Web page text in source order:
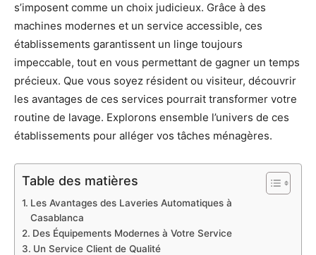
s’imposent comme un choix judicieux. Grâce à des
machines modernes et un service accessible, ces
établissements garantissent un linge toujours
impeccable, tout en vous permettant de gagner un temps
précieux. Que vous soyez résident ou visiteur, découvrir
les avantages de ces services pourrait transformer votre
routine de lavage. Explorons ensemble l’univers de ces
établissements pour alléger vos tâches ménagères.
Table des matières
Les Avantages des Laveries Automatiques à
Casablanca
Des Équipements Modernes à Votre Service
Un Service Client de Qualité